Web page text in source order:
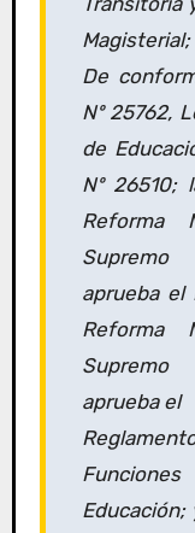
Magisterial;
De
Nº 25762,
de
Nº 26510;
Reforma
Supremo
aprueba el
Reforma
Supremo
aprueba el
Educación;